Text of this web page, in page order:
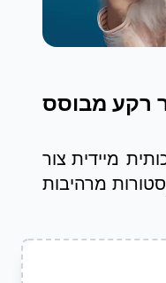
מיידית צור
מרהיבות